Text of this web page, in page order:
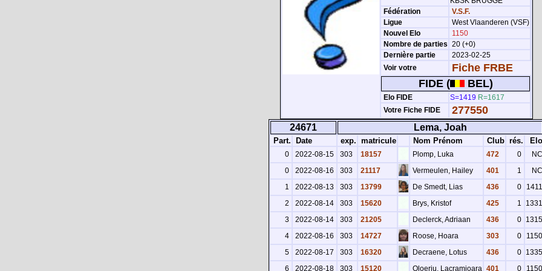
Fédération
V.S.F.
Ligue
West Vlaanderen (VSF)
Nouvel Elo
1150
Nombre de parties 20 (+0)
Dernière partie
2023-02-25
Voir votre
Fiche FRBE
FIDE (
BEL)
Elo FIDE S=1419 R=1617
Votre Fiche FIDE
277550
24671 Lema, Joah
Part. Date exp. matricule Nom Prénom Club rés. Elo
0 2022-08-15 303 18157 Plomp, Luka 472 0
NC
0
2022-08-16 303 21117 Vermeulen, Hailey 401 1
NC
1
2022-08-13 303 13799 De Smedt, Lias 436 0
1411
2
2022-08-14 303 15620 Brys, Kristof 425 1
1331
3
2022-08-14 303 21205 Declerck, Adriaan 436 0 1315
4
2022-08-16 303 14727 Roose, Hoara 303 0
1150
5
2022-08-17 303 16320 Decraene, Lotus 436 0 1335
6
2022-08-18 303 15120 Oloeriu, Lacramioara 401 0 1150